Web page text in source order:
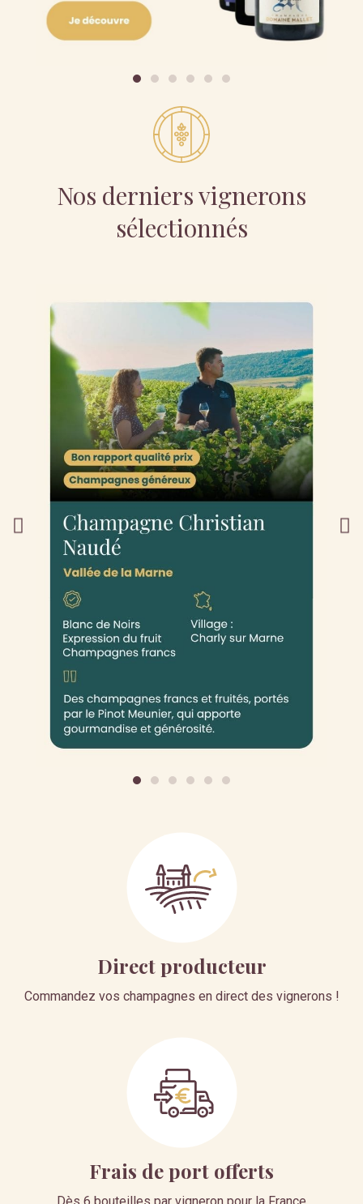
Nos derniers vignerons
sélectionnés
Direct producteur
Commandez vos champagnes en direct des vignerons !
Frais de port offerts